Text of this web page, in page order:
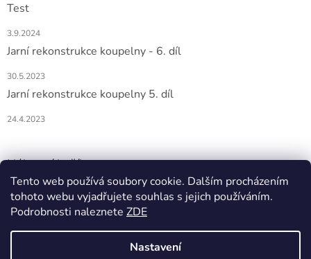
Tento web používá soubory cookie. Dalším procházením
tohoto webu vyjadřujete souhlas s jejich používáním.
Podrobnosti naleznete ZDE
Nastavení
Test
3.9.2024
Jarní rekonstrukce koupelny - 6. díl
30.5.2023
Jarní rekonstrukce koupelny 5. díl
24.4.2023
Nákupní košík
0KS /0 KČ
Vytvořil Shoptet